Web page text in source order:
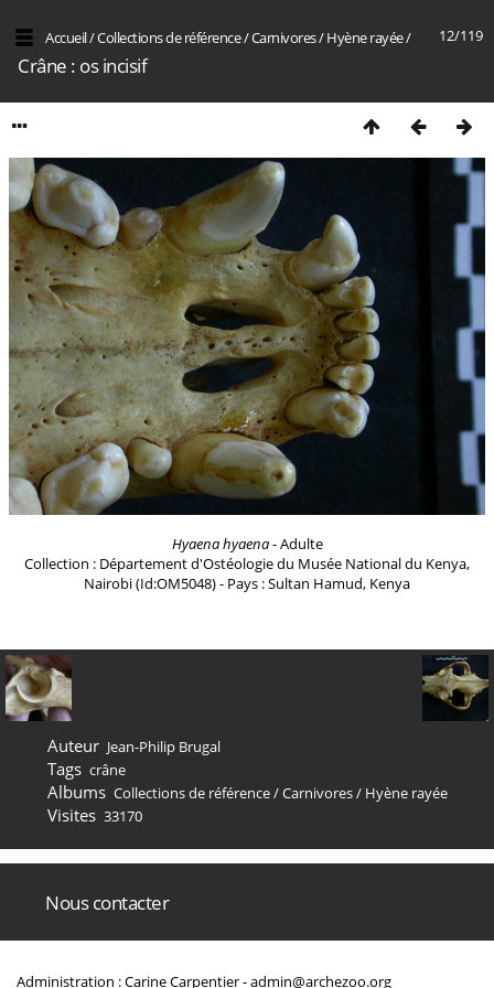
12/119
Accueil/Collections de référence/Carnivores/Hyène rayée/
Crâne : os incisif
Hyaena hyaena- Adulte
Collection : Département d'Ostéologie du Musée National du Kenya,
Nairobi (Id:OM5048) - Pays : Sultan Hamud, Kenya
Auteur Jean-Philip Brugal
Tags crâne
Albums Collections de référence/Carnivores/ Hyène rayée
Visites 33170
Nous contacter
Administration : Carine Carpentier -admin@archezoo.org